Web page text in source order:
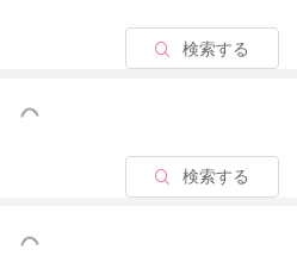
相談／専門家の資格の範疇外の
ご相談に関しては、回答をいた
検索する
と見る
検索する
と見る